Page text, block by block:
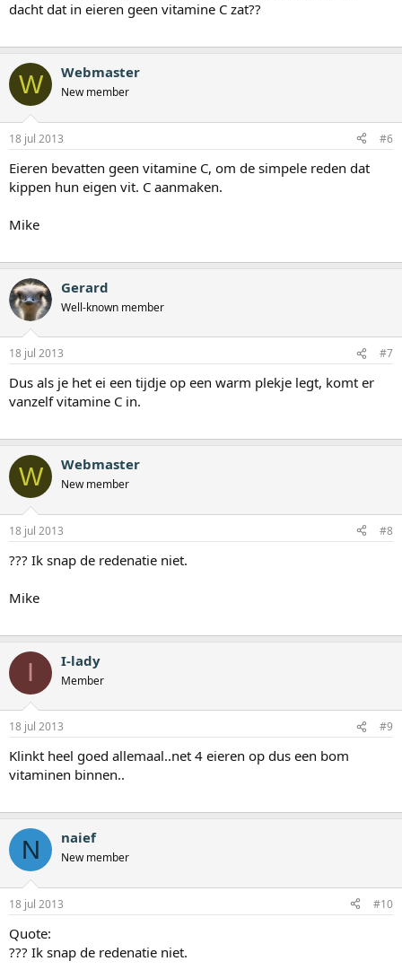
dacht dat in eieren geen vitamine C zat??
W Webmaster
New member
18 jul 2013 #6
Eieren bevatten geen vitamine C, om de simpele reden dat
kippen hun eigen vit. C aanmaken.
Mike
Gerard
Well-known member
18 jul 2013 #7
Dus als je het ei een tijdje op een warm plekje legt, komt er
vanzelf vitamine C in.
W Webmaster
New member
18 jul 2013 #8
??? Ik snap de redenatie niet.
Mike
I I-lady
Member
18 jul 2013 #9
Klinkt heel goed allemaal..net 4 eieren op dus een bom
vitaminen binnen..
N naief
New member
18 jul 2013 #10
Quote:
??? Ik snap de redenatie niet.